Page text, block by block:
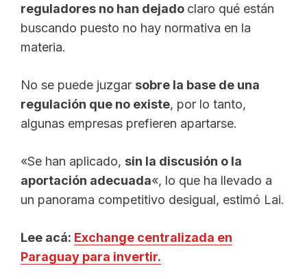
reguladores no han dejado claro qué están
buscando puesto no hay normativa en la
materia.
No se puede juzgar sobre la base de una
regulación que no existe, por lo tanto,
algunas empresas prefieren apartarse.
«Se han aplicado, sin la discusión o la
aportación adecuada«, lo que ha llevado a
un panorama competitivo desigual, estimó Lai.
Lee acá: Exchange centralizada en
Paraguay para invertir.